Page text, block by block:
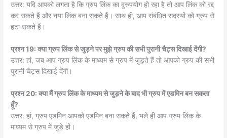
उत्तर: यदि आपको लगता है कि ग्रुप लिंक का दुरुपयोग हो रहा है तो आप लिंक को रद्द
कर सकते हैं और नया लिंक बना सकते हैं। साथ ही, आप संबंधित सदस्यों को ग्रुप से
हटा सकते हैं।
प्रश्न 19: क्या ग्रुप लिंक से जुड़ने पर मुझे ग्रुप की सभी पुरानी चैट्स दिखाई देंगी?
उत्तर: हां, जब आप ग्रुप लिंक के माध्यम से ग्रुप में जुड़ते हैं तो आपको ग्रुप की सभी
पुरानी चैट्स दिखाई देंगी।
प्रश्न 20: क्या मैं ग्रुप लिंक के माध्यम से जुड़ने के बाद भी ग्रुप में एडमिन बन सकता
हूँ?
उत्तर: हां, ग्रुप एडमिन आपको एडमिन बना सकते हैं, भले ही आप ग्रुप लिंक के
माध्यम से ग्रुप में जुड़े हों।